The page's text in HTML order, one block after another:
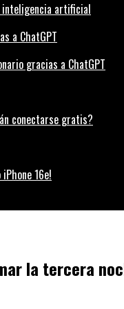
inteligencia artificial
gracias a ChatGPT
conectarse gratis?
16e!
la tercera